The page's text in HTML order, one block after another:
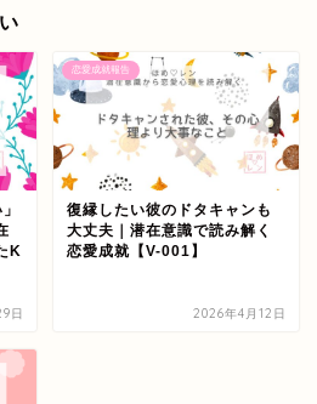
K
日
恋愛成就報告
復縁したい彼のドタキャンも
大丈夫｜潜在意識で読み解く
恋愛成就【V-001】
2026年4月12日